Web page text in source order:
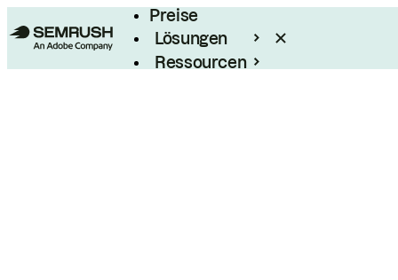
Preise
Lösungen
Ressourcen